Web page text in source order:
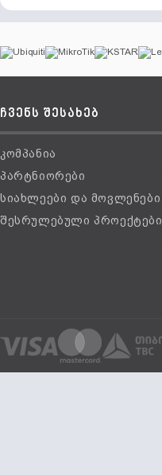
ჩვენს შესახებ
კომპანია
პარტნიორები
სიახლეები და მოვლენები
შესრულებული პროექტები